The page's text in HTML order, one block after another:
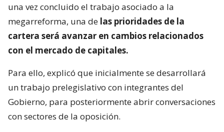
una vez concluido el trabajo asociado a la
megarreforma, una de las prioridades de la
cartera será avanzar en cambios relacionados
con el mercado de capitales.
Para ello, explicó que inicialmente se desarrollará
un trabajo prelegislativo con integrantes del
Gobierno, para posteriormente abrir conversaciones
con sectores de la oposición.